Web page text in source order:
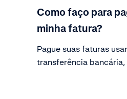
Como faço para
minha fatura?
Pague suas faturas
transferência